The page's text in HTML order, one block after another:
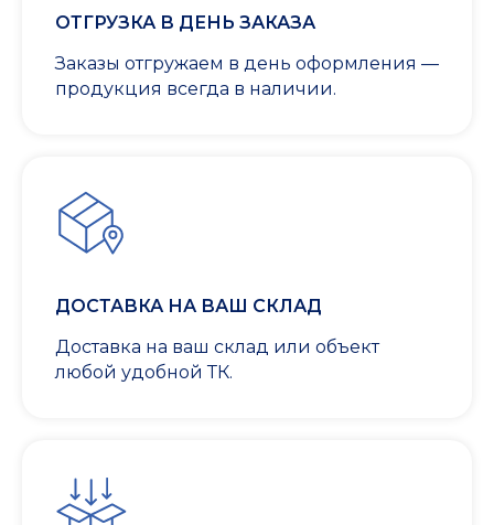
ОТГРУЗКА В ДЕНЬ ЗАКАЗА
Заказы отгружаем в день оформления —
продукция всегда в наличии.
ДОСТАВКА НА ВАШ СКЛАД
Доставка на ваш склад или объект
любой удобной ТК.